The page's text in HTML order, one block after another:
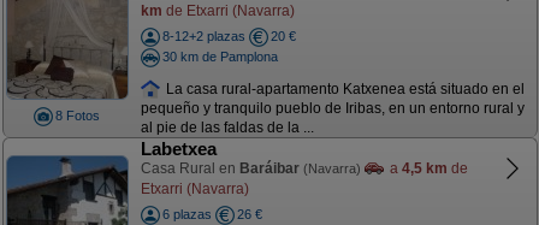
8 Fotos
km de Etxarri (Navarra)
8-12+2 plazas
20 €
30 km de Pamplona
La casa rural-apartamento Katxenea está situado en el
pequeño y tranquilo pueblo de Iribas, en un entorno rural y
al pie de las faldas de la ...
Labetxea
Casa Rural en Baráibar (Navarra) a 4,5 km de
Etxarri (Navarra)
6 plazas
26 €